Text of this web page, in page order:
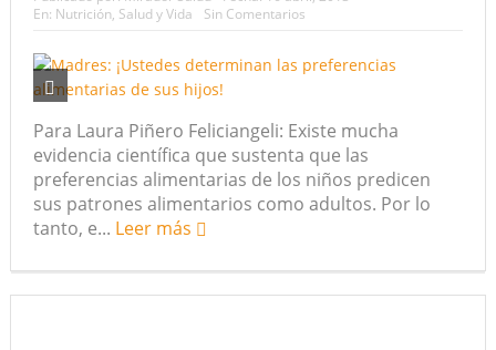
En: Nutrición, Salud y Vida Sin Comentarios
Para Laura Piñero Feliciangeli: Existe mucha
evidencia científica que sustenta que las
preferencias alimentarias de los niños predicen
sus patrones alimentarios como adultos. Por lo
tanto, e... Leer más